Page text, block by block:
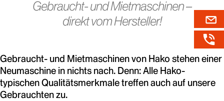
Gebraucht- und Mietmaschinen –
direkt vom Hersteller!
Gebraucht- und Mietmaschinen von Hako stehen einer
Neumaschine in nichts nach. Denn: Alle Hako-
typischen Qualitätsmerkmale treffen auch auf unsere
Gebrauchten zu.